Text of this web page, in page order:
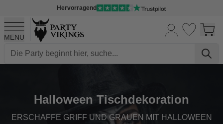
Hervorragend
MENU
Halloween Tischdekoration
ERSCHAFFE GRIFF UND GRAUEN MIT HALLOWEEN